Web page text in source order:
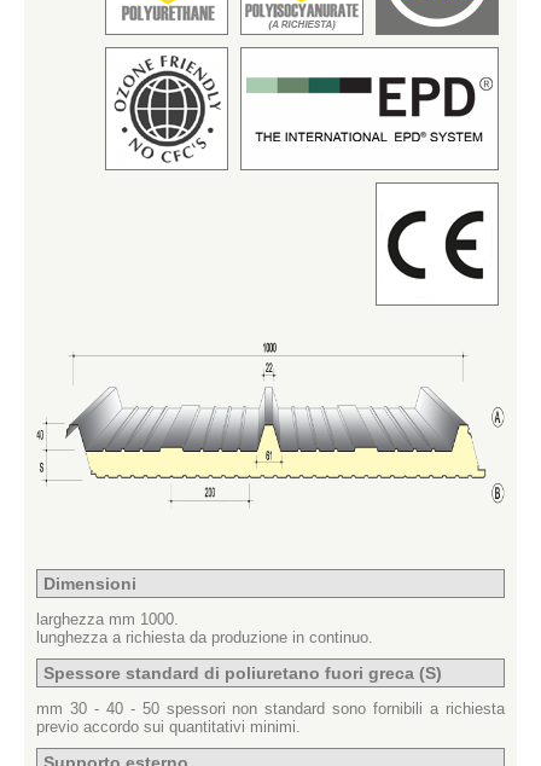
Dimensioni
larghezza mm 1000.
lunghezza a richiesta da produzione in continuo.
Spessore standard di poliuretano fuori greca (S)
mm 30 - 40 - 50 spessori non standard sono fornibili a richiesta
previo accordo sui quantitativi minimi.